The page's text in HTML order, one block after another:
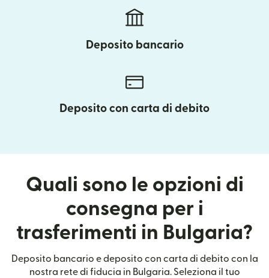
Deposito bancario
Deposito con carta di debito
Quali sono le opzioni di
consegna per i
trasferimenti in Bulgaria?
Deposito bancario e deposito con carta di debito con la
nostra rete di fiducia in Bulgaria. Seleziona il tuo